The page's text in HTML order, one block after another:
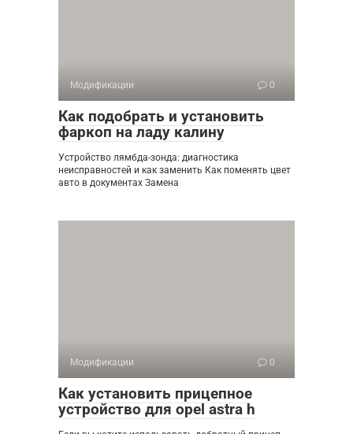
Модификации 0
Как подобрать и установить
фаркоп на ладу калину
Устройство лямбда-зонда: диагностика
неисправностей и как заменить Как поменять цвет
авто в документах Замена
Модификации 0
Как установить прицепное
устройство для opel astra h